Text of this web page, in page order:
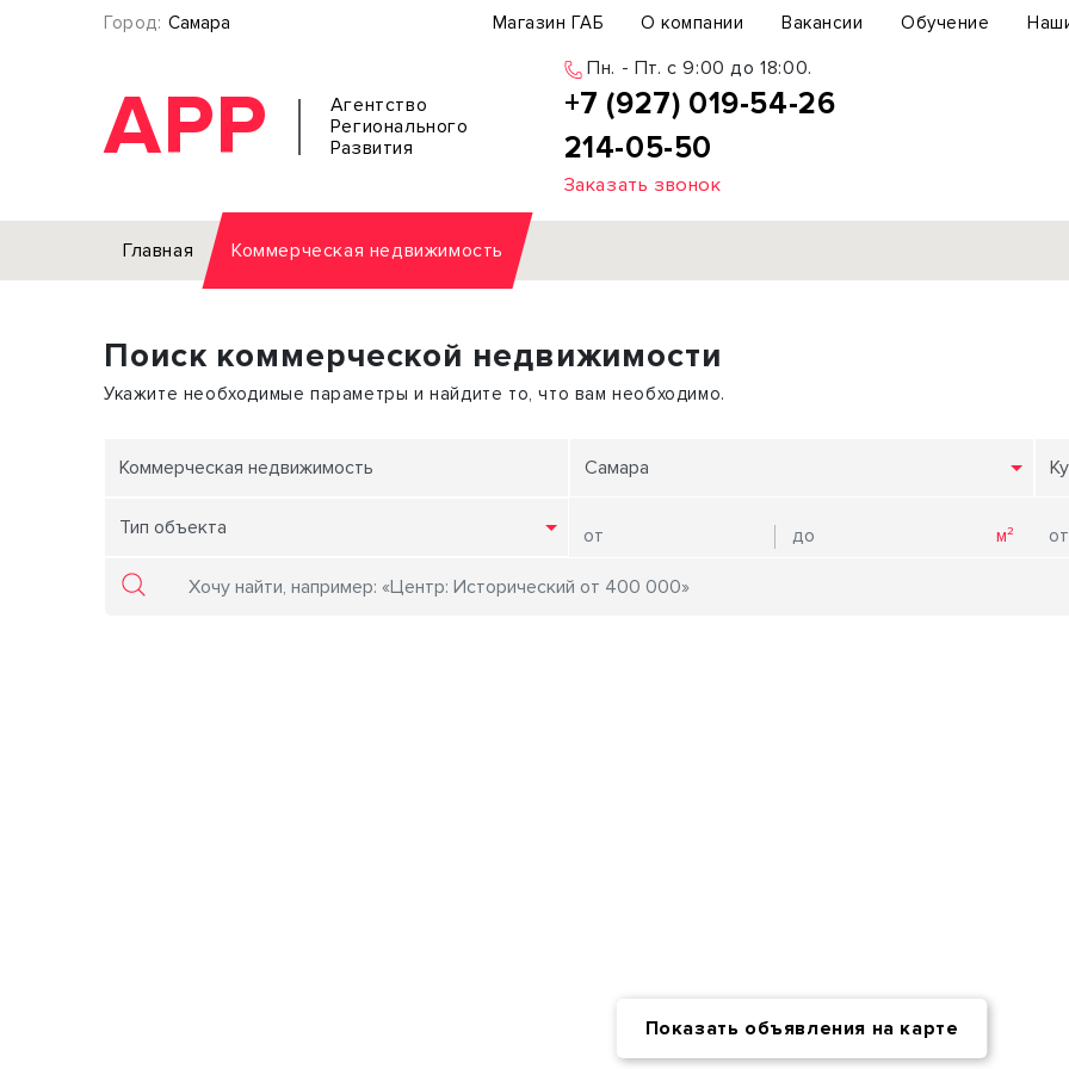
Город: Самара Магазин ГАБ О компании Вакансии Обучение
АРР
Агентство
Регионального
Развития
Пн. - Пт. c 9:00 до 18:00.
+7 (927) 019-54-26
214-05-50
Заказать звонок
Главная Коммерческая недвижимость
Офис
Торговое помещение
Склад
Земельный участок
Отдельное здание
Бизнес-центр
Поиск коммерческой недвижимости
Укажите необходимые параметры и найдите то, что вам необходимо.
Коммерческая недвижимость Самара
Тип объекта
Показать объявления на карте